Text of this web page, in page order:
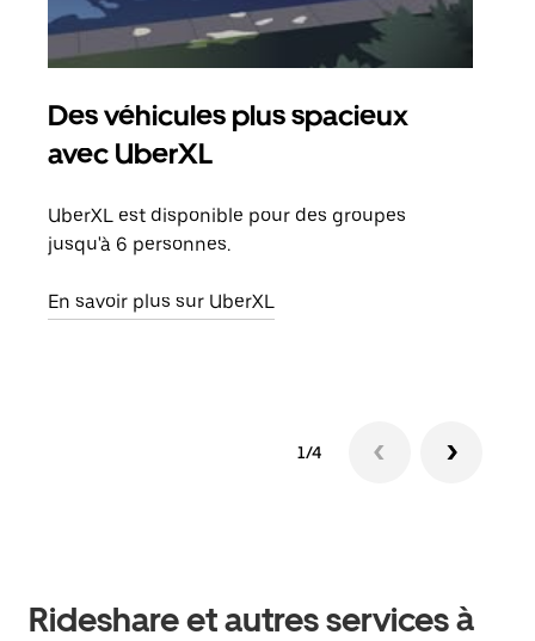
Des véhicules plus spacieux
avec UberXL
UberXL est disponible pour des groupes
jusqu'à 6 personnes.
En savoir plus sur UberXL
1/4
Rideshare et autres services à